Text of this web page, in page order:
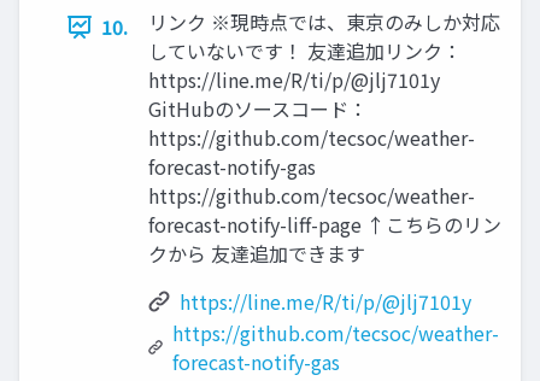
10.
リンク ※現時点では、東京のみしか対応
していないです！ 友達追加リンク：
https://line.me/R/ti/p/@jlj7101y
GitHubのソースコード：
https://github.com/tecsoc/weather-
forecast-notify-gas
https://github.com/tecsoc/weather-
forecast-notify-liff-page ↑こちらのリン
クから 友達追加できます
https://line.me/R/ti/p/@jlj7101y
https://github.com/tecsoc/weather-
forecast-notify-gas